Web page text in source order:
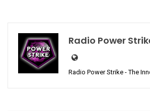
Radio Power
Radio Power Strike - The